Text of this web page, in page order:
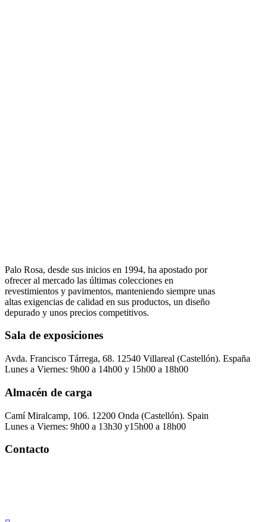
Palo Rosa, desde sus inicios en 1994, ha apostado por
ofrecer al mercado las últimas colecciones en
revestimientos y pavimentos, manteniendo siempre unas
altas exigencias de calidad en sus productos, un diseño
depurado y unos precios competitivos.
Sala de exposiciones
Avda. Francisco Tárrega, 68. 12540 Villareal (Castellón). España
Lunes a Viernes: 9h00 a 14h00 y 15h00 a 18h00
Almacén de carga
Camí Miralcamp, 106. 12200 Onda (Castellón). Spain
Lunes a Viernes: 9h00 a 13h30 y15h00 a 18h00
Contacto